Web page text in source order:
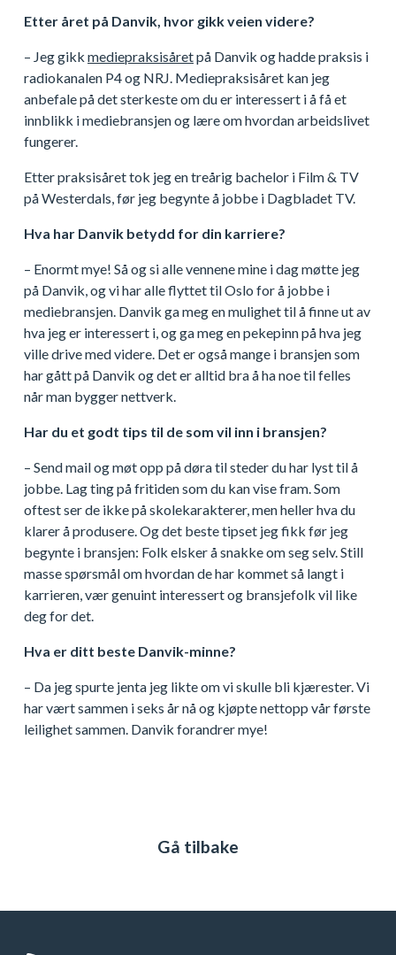
Etter året på Danvik, hvor gikk veien videre?
– Jeg gikk mediepraksisåretpå Danvik og hadde praksis i
radiokanalen P4 og NRJ. Mediepraksisåret kan jeg
anbefale på det sterkeste om du er interessert i å få et
innblikk i mediebransjen og lære om hvordan arbeidslivet
fungerer.
Etter praksisåret tok jeg en treårig bachelor i Film & TV
på Westerdals, før jeg begynte å jobbe i Dagbladet TV.
Hva har Danvik betydd for din karriere?
– Enormt mye! Så og si alle vennene mine i dag møtte jeg
på Danvik, og vi har alle flyttet til Oslo for å jobbe i
mediebransjen. Danvik ga meg en mulighet til å finne ut av
hva jeg er interessert i, og ga meg en pekepinn på hva jeg
ville drive med videre. Det er også mange i bransjen som
har gått på Danvik og det er alltid bra å ha noe til felles
når man bygger nettverk.
Har du et godt tips til de som vil inn i bransjen?
– Send mail og møt opp på døra til steder du har lyst til å
jobbe. Lag ting på fritiden som du kan vise fram. Som
oftest ser de ikke på skolekarakterer, men heller hva du
klarer å produsere. Og det beste tipset jeg fikk før jeg
begynte i bransjen: Folk elsker å snakke om seg selv. Still
masse spørsmål om hvordan de har kommet så langt i
karrieren, vær genuint interessert og bransjefolk vil like
deg for det.
Hva er ditt beste Danvik-minne?
– Da jeg spurte jenta jeg likte om vi skulle bli kjærester. Vi
har vært sammen i seks år nå og kjøpte nettopp vår første
leilighet sammen. Danvik forandrer mye!
Gå tilbake